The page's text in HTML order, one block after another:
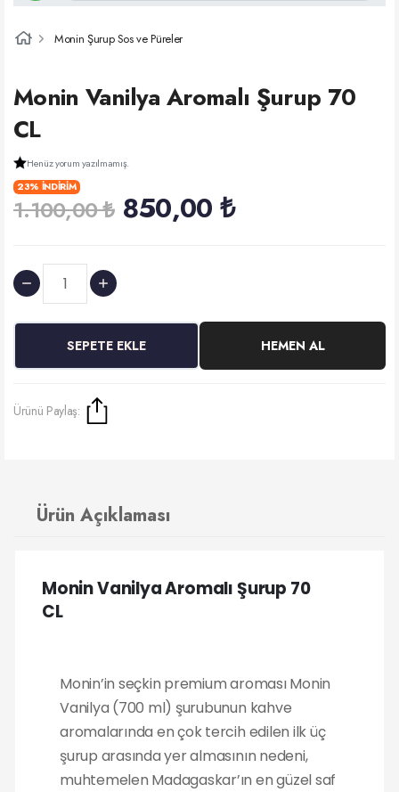
Monin Şurup Sos ve Püreler
Monin Vanilya Aromalı Şurup 70
CL
Henüz yorum yazılmamış.
23% İNDİRİM
1.100,00 ₺ 850,00 ₺
SEPETE EKLE HEMEN AL
Ürünü Paylaş:
Ürün Açıklaması
Monin Vanilya Aromalı Şurup 70
CL
Monin’in seçkin premium aroması Monin
Vanilya (700 ml) şurubunun kahve
aromalarında en çok tercih edilen ilk üç
şurup arasında yer almasının nedeni,
muhtemelen Madagaskar’ın en güzel saf